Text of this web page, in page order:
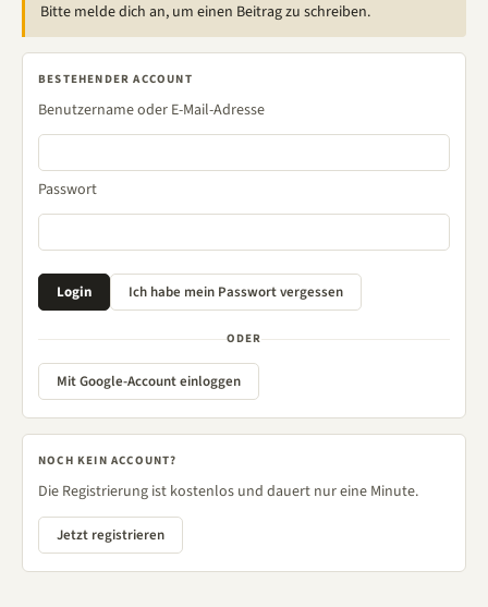
Bitte melde dich an, um einen Beitrag zu schreiben.
BESTEHENDER ACCOUNT
Benutzername oder E-Mail-Adresse
Passwort
ODER
Mit Google-Account einloggen
NOCH KEIN ACCOUNT?
Die Registrierung ist kostenlos und dauert nur eine Minute.
Jetzt registrieren